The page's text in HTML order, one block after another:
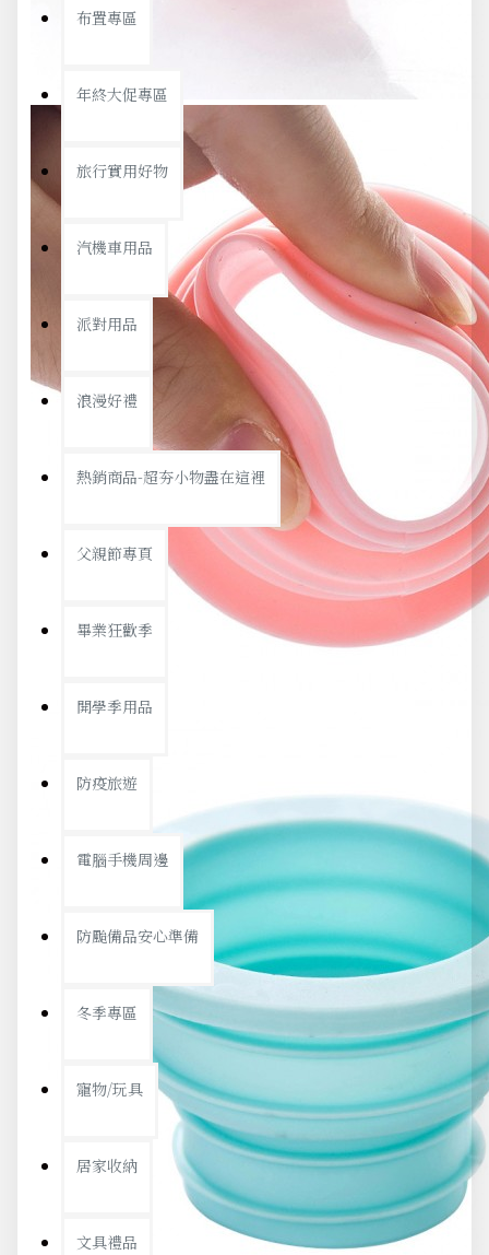
布置專區
年終大促專區
旅行實用好物
汽機車用品
派對用品
浪漫好禮
熱銷商品-超夯小物盡在這裡
父親節專頁
畢業狂歡季
開學季用品
防疫旅遊
電腦手機周邊
防颱備品安心準備
冬季專區
寵物/玩具
居家收納
文具禮品